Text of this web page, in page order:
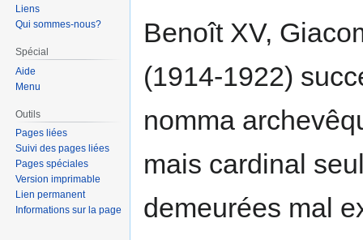
à
navigation
à
recherche
Benoît XV,
(1914-1922)
nomma
mais cardinal
demeurées mal
Liens
Qui sommes-nous?
Spécial
Aide
Menu
Outils
Pages liées
Suivi des pages liées
Pages spéciales
Version imprimable
Lien permanent
Informations sur la page